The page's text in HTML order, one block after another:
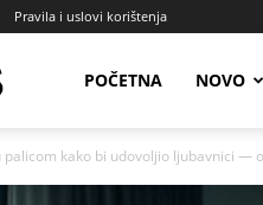
Pravila i uslovi korištenja
POČETNA NOVO
kako bi udovoljio ljubavnici —